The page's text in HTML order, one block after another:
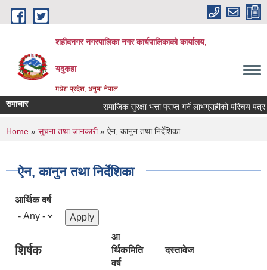
Skip to main content
शहीदनगर नगरपालिका नगर कार्यपालिकाको कार्यालय,
यदुकहा
मधेश प्रदेश, धनुषा नेपाल
समाचार समाजिक सुरक्षा भत्ता प्राप्त गर्ने लाभग्राहीको परिचय
You are here
Home » सूचना तथा जानकारी» ऐन, कानुन तथा निर्देशिका
ऐन, कानुन तथा निर्देशिका
आर्थिक वर्ष
शिर्षक
आ
र्थिक
वर्ष
मिति दस्तावेज